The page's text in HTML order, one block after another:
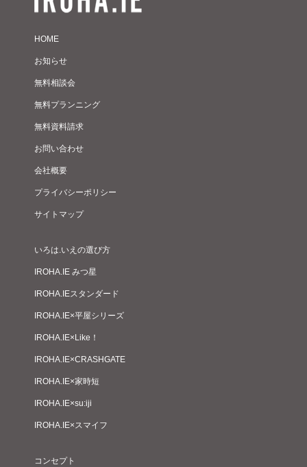
HOME
お知らせ
無料相談会
無料プランニング
無料資料請求
お問い合わせ
会社概要
プライバシーポリシー
サイトマップ
いろは.いえの選び方
IROHA.IE みつ星
IROHA.IEスタンダード
IROHA.IE×平屋シリーズ
IROHA.IE×Like！
IROHA.IE×CRASHGATE
IROHA.IE×家時短
IROHA.IE×su:iji
IROHA.IE×スマイフ
コンセプト